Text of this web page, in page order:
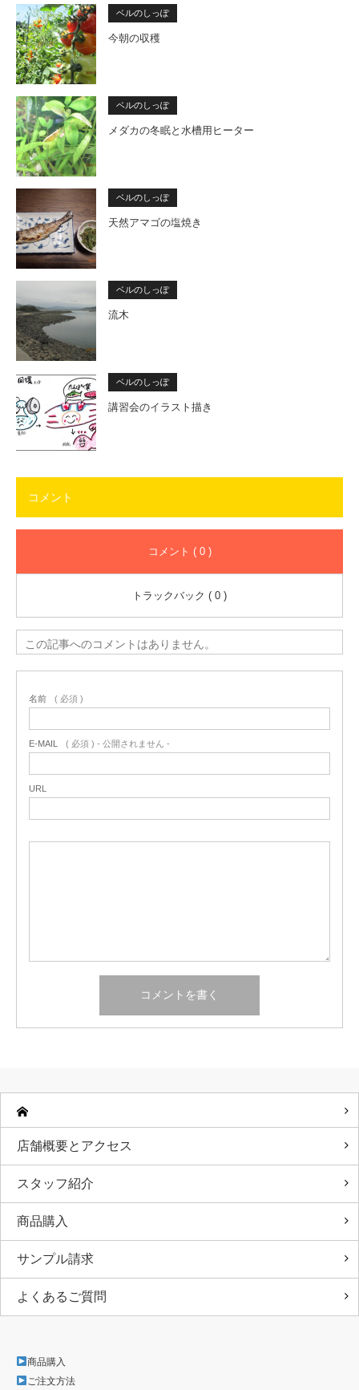
ベルのしっぽ
今朝の収穫
ベルのしっぽ
メダカの冬眠と水槽用ヒーター
ベルのしっぽ
天然アマゴの塩焼き
ベルのしっぽ
流木
ベルのしっぽ
講習会のイラスト描き
コメント
コメント ( 0 )
トラックバック ( 0 )
この記事へのコメントはありません。
名前 ( 必須 )
E-MAIL ( 必須 ) - 公開されません -
URL
店舗概要とアクセス
スタッフ紹介
商品購入
サンプル請求
よくあるご質問
商品購入
ご注文方法